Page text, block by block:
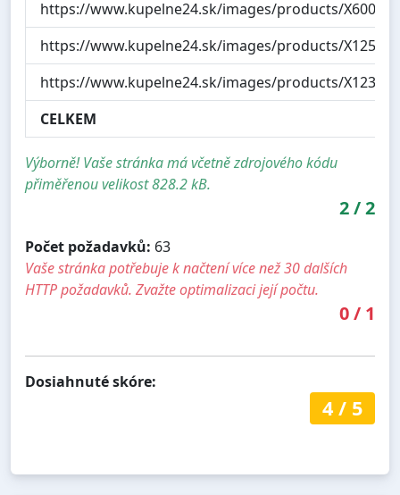
https://www.kupelne24.sk/images/products/
https://www.kupelne24.sk/images/products/
https://www.kupelne24.sk/images/products/
CELKEM
Výborně! Vaše stránka má včetně zdrojového kódu
přiměřenou velikost 828.2 kB.
2/2
Počet požadavků: 63
Vaše stránka potřebuje k načtení více než 30 dalších
HTTP požadavků. Zvažte optimalizaci její počtu.
0/ 1
Dosiahnuté skóre:
4/ 5